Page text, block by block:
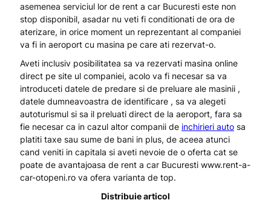
asemenea serviciul lor de rent a car Bucuresti este non
stop disponibil, asadar nu veti fi conditionati de ora de
aterizare, in orice moment un reprezentant al companiei
va fi in aeroport cu masina pe care ati rezervat-o.
Aveti inclusiv posibilitatea sa va rezervati masina online
direct pe site ul companiei, acolo va fi necesar sa va
introduceti datele de predare si de preluare ale masinii ,
datele dumneavoastra de identificare , sa va alegeti
autoturismul si sa il preluati direct de la aeroport, fara sa
fie necesar ca in cazul altor companii de inchirieri autosa
platiti taxe sau sume de bani in plus, de aceea atunci
cand veniti in capitala si aveti nevoie de o oferta cat se
poate de avantajoasa de rent a car Bucuresti www.rent-a-
car-otopeni.ro va ofera varianta de top.
Distribuie articol